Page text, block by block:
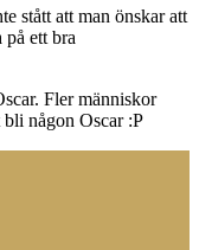
stått att man önskar att
ett bra
Fler människor
bli någon Oscar :P